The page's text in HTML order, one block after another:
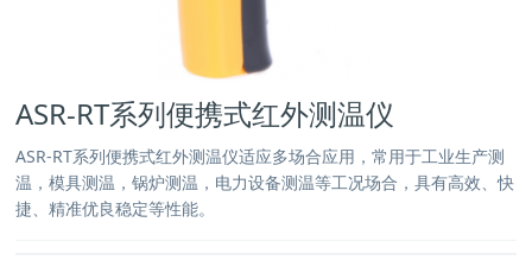
ASR-RT系列便携式红外测温仪
ASR-RT系列便携式红外测温仪适应多场合应用，常用于工业生产测
温，模具测温，锅炉测温，电力设备测温等工况场合，具有高效、快
捷、精准优良稳定等性能。